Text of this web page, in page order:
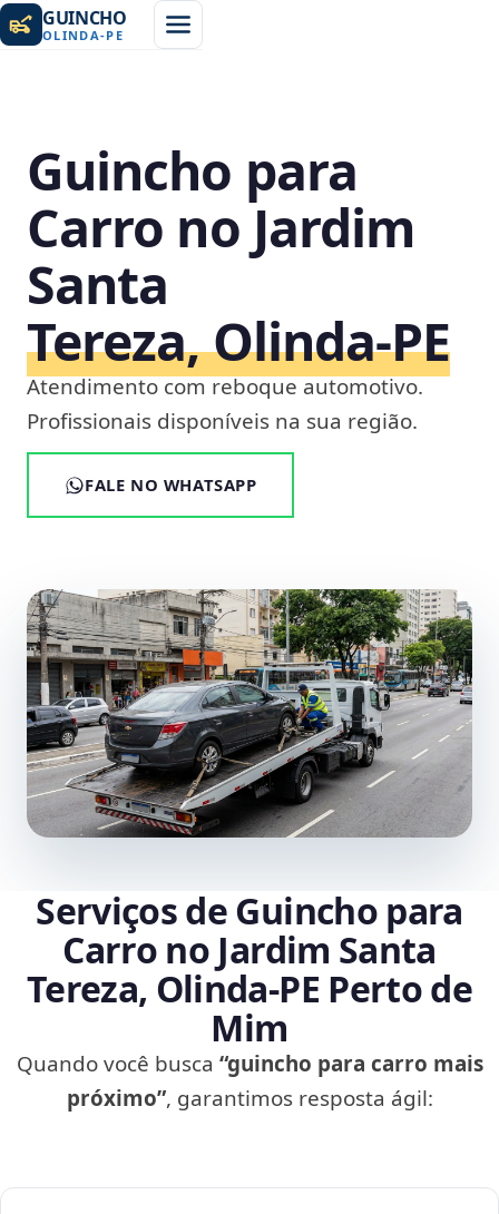
GUINCHO
OLINDA-PE
Guincho para
Carro no Jardim
Santa
Tereza, Olinda‑PE
Atendimento com reboque automotivo.
Profissionais disponíveis na sua região.
FALE NO WHATSAPP
Serviços de Guincho para
Carro no Jardim Santa
Tereza, Olinda‑PE Perto de
Mim
Quando você busca “guincho para carro mais
próximo”, garantimos resposta ágil: